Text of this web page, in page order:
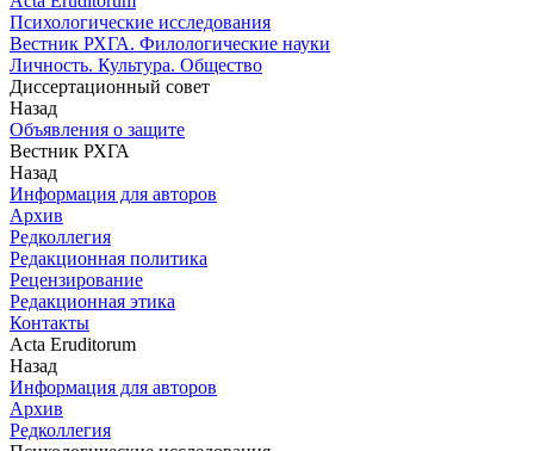
Психологические исследования
Вестник РХГА. Филологические науки
Личность. Культура. Общество
Диссертационный совет
Назад
Объявления о защите
Вестник РХГА
Назад
Информация для авторов
Архив
Редколлегия
Редакционная политика
Рецензирование
Редакционная этика
Контакты
Acta Eruditorum
Назад
Информация для авторов
Архив
Редколлегия